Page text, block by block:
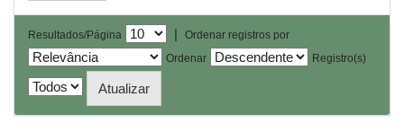
Resultados/Página |
Ordenar registros por
Ordenar
Registro(s)